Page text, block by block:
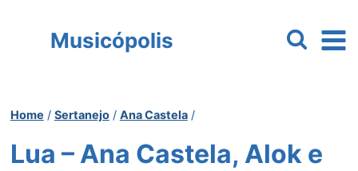
Musicópolis
Home / Sertanejo / Ana Castela /
Lua – Ana Castela, Alok e